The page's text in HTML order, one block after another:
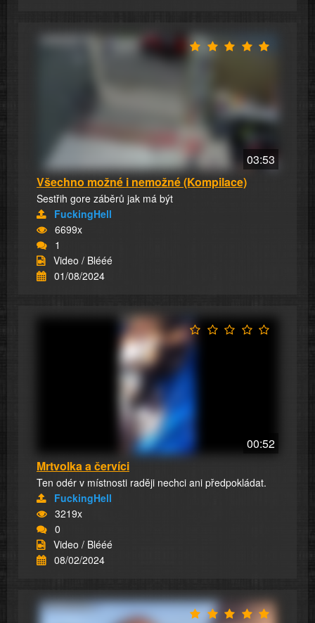
03:53
Všechno možné i nemožné (Kompilace)
Sestřih gore záběrů jak má být
FuckingHell
6699x
1
Video / Blééé
01/08/2024
00:52
Mrtvolka a červíci
Ten odér v místnosti raději nechci ani předpokládat.
FuckingHell
3219x
0
Video / Blééé
08/02/2024